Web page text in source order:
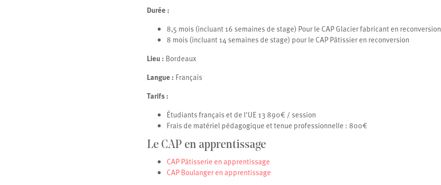
Durée :
8,5 mois (incluant 16 semaines de stage) Pour le CAP Glacier fabricant en reconversion
8 mois (incluant 14 semaines de stage) pour le CAP Pâtissier en reconversion
Lieu : Bordeaux
Langue : Français
Tarifs :
Étudiants français et de l'UE 13 890€ / session
Frais de matériel pédagogique et tenue professionnelle : 800€
Le CAP en apprentissage
CAP Pâtisserie en apprentissage
CAP Boulanger en apprentissage